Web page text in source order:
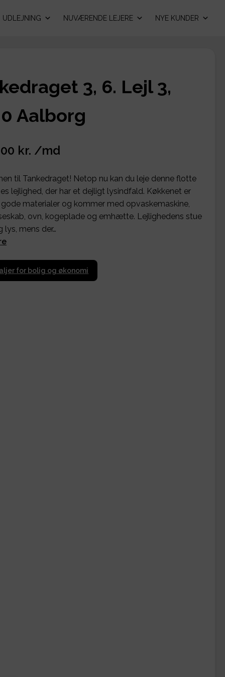
UDLEJNING NUVÆRENDE LEJERE NYE KUNDER
3, 6. Lejl 3,
Aalborg
kr. /md
til Tankedraget! Netop nu kan du leje denne flotte
lejlighed, der har et dejligt lysindfald. Køkkenet er
materialer og kommer med opvaskemaskine,
ovn, kogeplade og emhætte. Lejlighedens stue
lys, mens der…
for bolig og økonomi